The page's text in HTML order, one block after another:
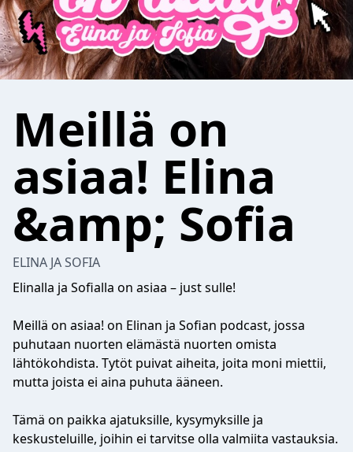
Meillä on
asiaa! Elina
&amp; Sofia
ELINA JA SOFIA
Elinalla ja Sofialla on asiaa – just sulle!
Meillä on asiaa! on Elinan ja Sofian podcast, jossa
puhutaan nuorten elämästä nuorten omista
lähtökohdista. Tytöt puivat aiheita, joita moni miettii,
mutta joista ei aina puhuta ääneen.
Tämä on paikka ajatuksille, kysymyksille ja
keskusteluille, joihin ei tarvitse olla valmiita vastauksia.